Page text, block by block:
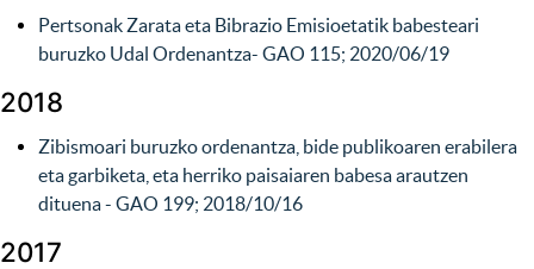
Pertsonak Zarata eta Bibrazio Emisioetatik babesteari
buruzko Udal Ordenantza- GAO 115; 2020/06/19
2018
Zibismoari buruzko ordenan­tza, bide publikoaren erabilera
eta garbiketa, eta herriko paisaiaren babesa arau­tzen
dituena- GAO 199; 2018/10/16
2017